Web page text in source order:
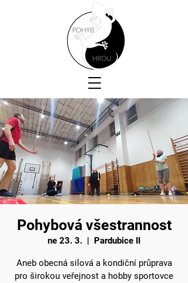
Pohybová všestrannost
ne 23. 3.
  |
Pardubice II
Aneb obecná silová a kondiční průprava
pro širokou veřejnost a hobby sportovce